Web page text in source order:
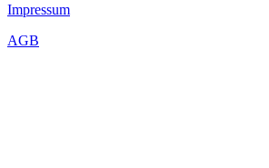
Impressum
AGB